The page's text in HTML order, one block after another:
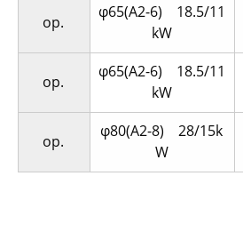
op.
φ65(A2-6) 18.5/11
kW
op.
φ65(A2-6) 18.5/11
kW
op.
φ80(A2-8) 28/15k
W